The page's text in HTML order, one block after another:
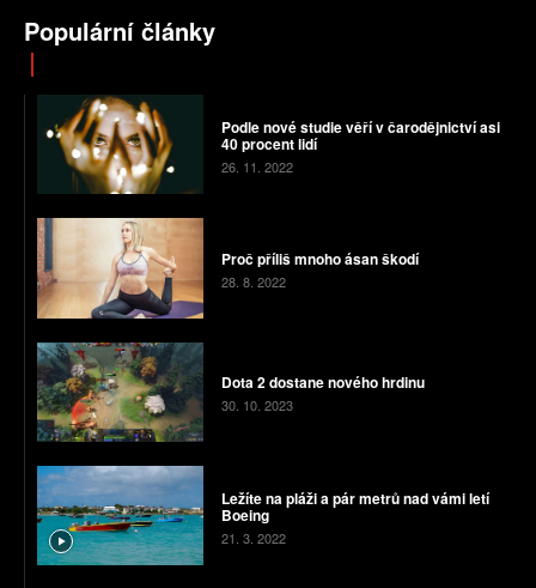
Populární články
Podle nové studie věří v čarodějnictví asi
40 procent lidí
26. 11. 2022
Proč příliš mnoho ásan škodí
28. 8. 2022
Dota 2 dostane nového hrdinu
30. 10. 2023
Ležíte na pláži a pár metrů nad vámi letí
Boeing
21. 3. 2022